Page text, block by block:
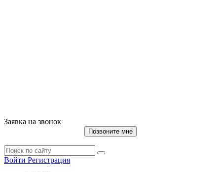
Заявка на звонок
Позвоните мне
Войти Регистрация